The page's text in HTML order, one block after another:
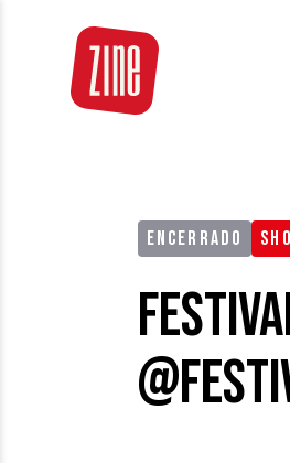
ENCERRADO